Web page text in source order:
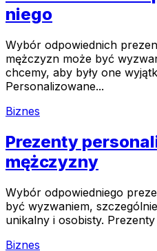
niego
Wybór odpowiednich
mężczyzn może być
chcemy, aby były one
Personalizowane...
Biznes
Prezenty
mężczyzny
Wybór odpowiedniego
być wyzwaniem,
unikalny i osobisty.
Biznes